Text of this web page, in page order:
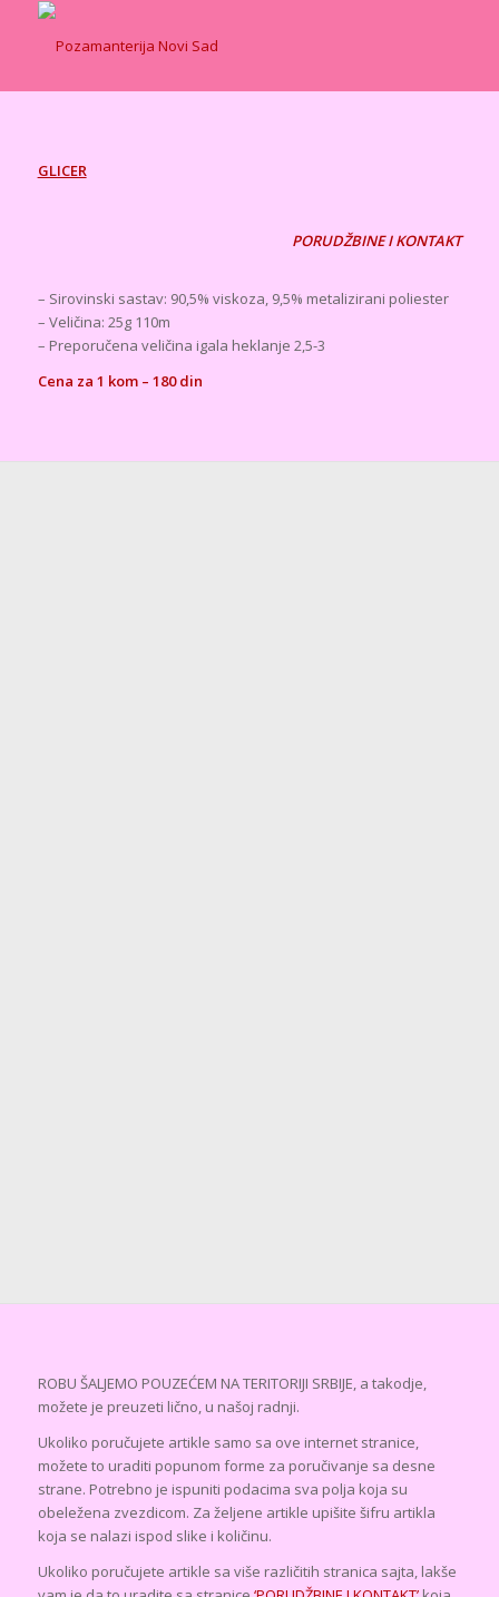
GLICER
PORUDŽBINE I KONTAKT
– Sirovinski sastav: 90,5% viskoza, 9,5% metalizirani poliester
– Veličina: 25g 110m
– Preporučena veličina igala heklanje 2,5-3
Cena za 1 kom – 180 din
ROBU ŠALJEMO POUZEĆEM NA TERITORIJI SRBIJE, a takodje,
možete je preuzeti lično, u našoj radnji.
Ukoliko poručujete artikle samo sa ove internet stranice,
možete to uraditi popunom forme za poručivanje sa desne
strane. Potrebno je ispuniti podacima sva polja koja su
obeležena zvezdicom. Za željene artikle upišite šifru artikla
koja se nalazi ispod slike i količinu.
Ukoliko poručujete artikle sa više različitih stranica sajta, lakše